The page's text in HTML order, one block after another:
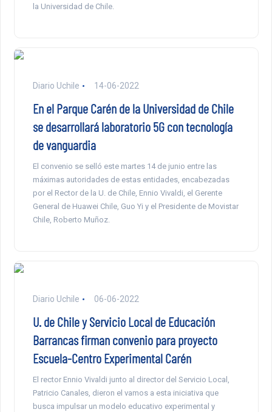
la Universidad de Chile.
Diario Uchile 14-06-2022
En el Parque Carén de la Universidad de Chile
se desarrollará laboratorio 5G con tecnología
de vanguardia
El convenio se selló este martes 14 de junio entre las
máximas autoridades de estas entidades, encabezadas
por el Rector de la U. de Chile, Ennio Vivaldi, el Gerente
General de Huawei Chile, Guo Yi y el Presidente de Movistar
Chile, Roberto Muñoz.
Diario Uchile 06-06-2022
U. de Chile y Servicio Local de Educación
Barrancas firman convenio para proyecto
Escuela-Centro Experimental Carén
El rector Ennio Vivaldi junto al director del Servicio Local,
Patricio Canales, dieron el vamos a esta iniciativa que
busca impulsar un modelo educativo experimental y